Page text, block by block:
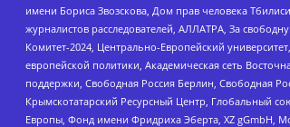
имени Бориса Звозскова, Дом прав человека
журналистов расследователей, АЛЛАТРА, За
Комитет-2024, Центрально-Европейский
европейской политики, Академическая сеть
поддержки, Свободная Россия Берлин, Свободная
Крымскотатарский Ресурсный Центр, Глобальный
Европы, Фонд имени Фридриха Эберта, XZ gGmbH,